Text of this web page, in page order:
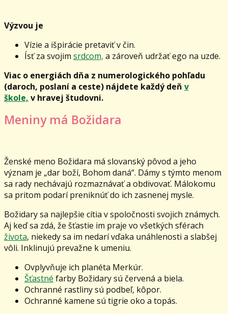
Výzvou je
Vízie a išpirácie pretaviť v čin.
Ísť za svojim srdcom, a zároveň udržať ego na uzde.
Viac o energiách dňa z numerologického pohľadu
(daroch, poslaní a ceste) nájdete každý deň v
škole, v hravej študovni.
Meniny má Božidara
Ženské meno Božidara má slovanský pôvod a jeho
význam je „dar boží, Bohom daná“. Dámy s týmto menom
sa rady nechávajú rozmaznávať a obdivovať. Málokomu
sa pritom podarí preniknúť do ich zasnenej mysle.
Božidary sa najlepšie cítia v spoločnosti svojich známych.
Aj keď sa zdá, že šťastie im praje vo všetkých sférach
života, niekedy sa im nedarí vďaka unáhlenosti a slabšej
vôli. Inklinujú prevažne k umeniu.
Ovplyvňuje ich planéta Merkúr.
Šťastné farby Božidary sú červená a biela.
Ochranné rastliny sú podbeľ, kôpor.
Ochranné kamene sú tigrie oko a topás.